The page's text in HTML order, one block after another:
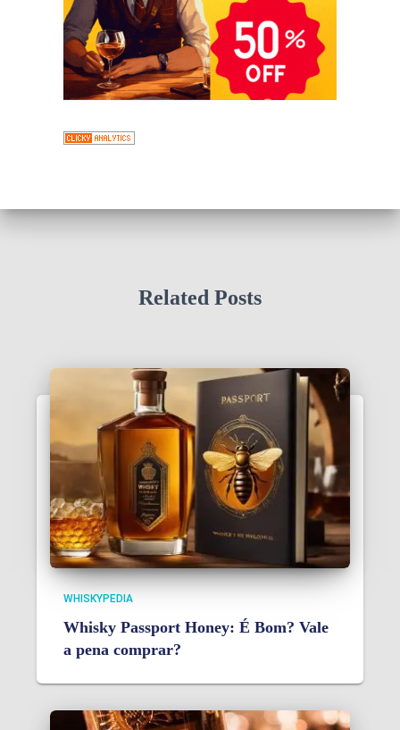
Related Posts
WHISKYPEDIA
Whisky Passport Honey: É Bom? Vale
a pena comprar?